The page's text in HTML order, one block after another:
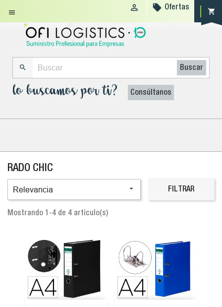
 shopping_cart
  Ofertas
 Buscar
lo buscamos por ti? Consúltanos
RADO CHIC
Relevancia  FILTRAR
Mostrando 1-4 de 4 artículo(s)